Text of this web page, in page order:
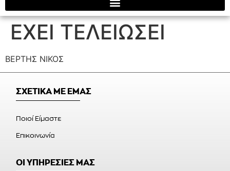
ΕΧΕΙ ΤΕΛΕΙΩΣΕΙ
ΒΕΡΤΗΣ ΝΙΚΟΣ
ΣΧΕΤΙΚΑ ΜΕ ΕΜΑΣ
Ποιοί Είμαστε
Επικοινωνία
ΟΙ ΥΠΗΡΕΣΙΕΣ ΜΑΣ